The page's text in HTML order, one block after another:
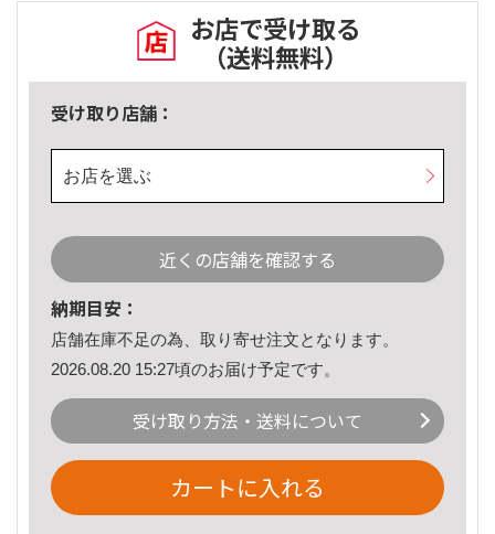
お店で受け取る
（送料無料）
受け取り店舗：
お店を選ぶ
近くの店舗を確認する
納期目安：
店舗在庫不足の為、取り寄せ注文となります。
2026.08.20 15:27頃のお届け予定です。
受け取り方法・送料について
カートに入れる